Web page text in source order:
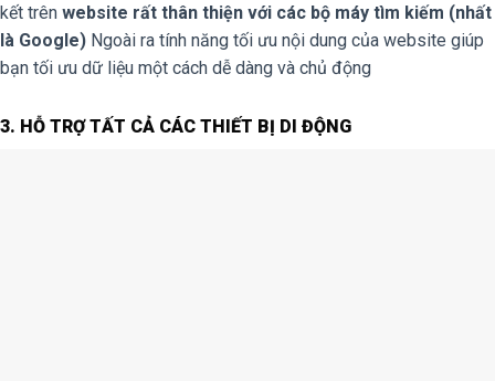
kết trên website rất thân thiện với các bộ máy tìm kiếm (nhất
là Google) Ngoài ra tính năng tối ưu nội dung của website giúp
bạn tối ưu dữ liệu một cách dễ dàng và chủ động
3. HỖ TRỢ TẤT CẢ CÁC THIẾT BỊ DI ĐỘNG